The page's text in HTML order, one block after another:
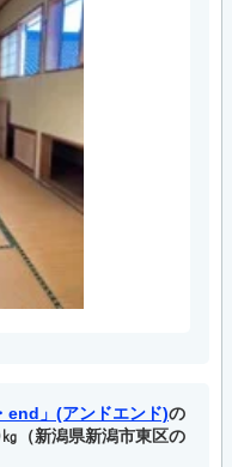
end」(アンドエンド)の
（新潟県新潟市東区の